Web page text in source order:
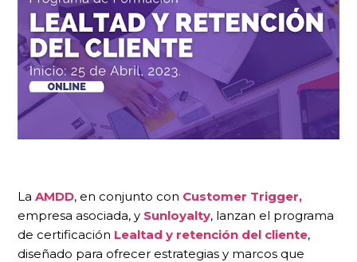
La AMDD, en conjunto con Customer Trigger,
empresa asociada, y Sunloyalty, lanzan el programa
de certificación Lealtad y retención del cliente,
diseñado para ofrecer estrategias y marcos que